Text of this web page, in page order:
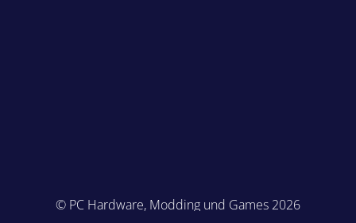
© PC Hardware, Modding und Games 2026